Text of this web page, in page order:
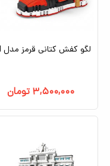
لگو کفش کتانی قرمز مدل 771
۳,۵۰۰,۰۰۰ تومان